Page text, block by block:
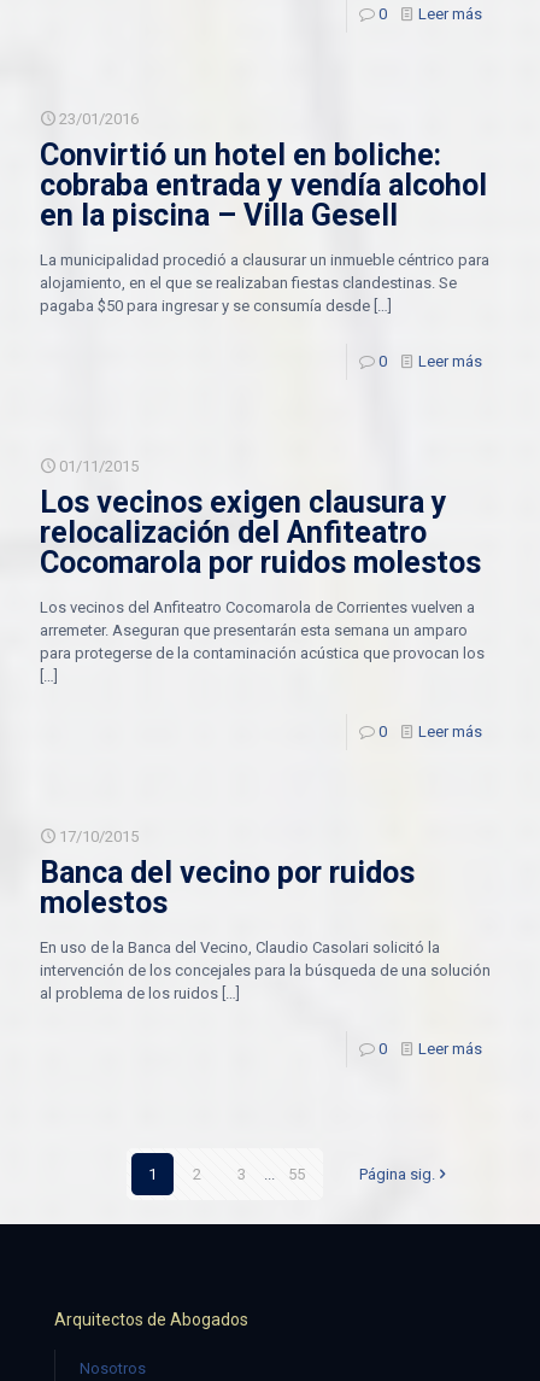
0 Leer más
23/01/2016
Convirtió un hotel en boliche:
cobraba entrada y vendía alcohol
en la piscina – Villa Gesell
La municipalidad procedió a clausurar un inmueble céntrico para
alojamiento, en el que se realizaban fiestas clandestinas. Se
pagaba $50 para ingresar y se consumía desde […]
0 Leer más
01/11/2015
Los vecinos exigen clausura y
relocalización del Anfiteatro
Cocomarola por ruidos molestos
Los vecinos del Anfiteatro Cocomarola de Corrientes vuelven a
arremeter. Aseguran que presentarán esta semana un amparo
para protegerse de la contaminación acústica que provocan los
[…]
0 Leer más
17/10/2015
Banca del vecino por ruidos
molestos
En uso de la Banca del Vecino, Claudio Casolari solicitó la
intervención de los concejales para la búsqueda de una solución
al problema de los ruidos […]
0 Leer más
1 2 3 ... 55 Página sig.
Arquitectos de Abogados
Nosotros